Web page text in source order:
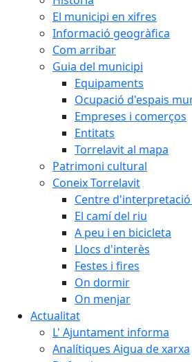
El municipi en xifres
Informació geogràfica
Com arribar
Guia del municipi
Equipaments
Ocupació d'espais
Empreses i comerços
Entitats
Torrelavit al mapa
Patrimoni cultural
Coneix Torrelavit
Centre
El camí del riu
A peu i en bicicleta
Llocs d'interès
Festes i fires
On dormir
On menjar
Actualitat
L' Ajuntament informa
Analítiques Aigua de xarxa